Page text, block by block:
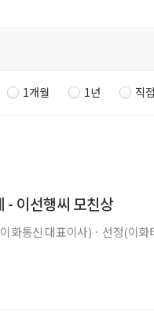
1개월 1년 직
- 이선행씨 모친상
화통신 대표이사)ㆍ선정(이화